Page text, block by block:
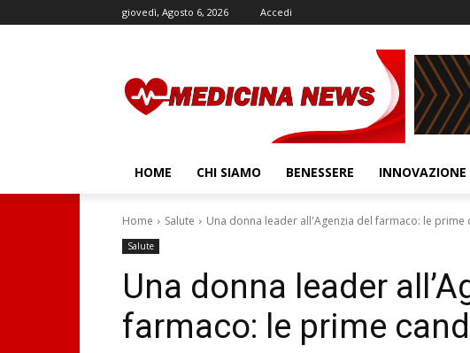
giovedì, Agosto 6, 2026 Accedi
HOME CHI SIAMO BENESSERE INNOVAZIONE
Home Salute Una donna leader all'Agenzia del farmaco: le prime
Salute
Una donna leader
farmaco: le prime